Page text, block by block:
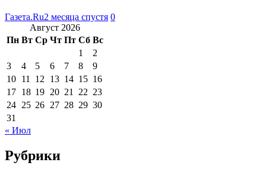
Газета.Ru2 месяца спустя 0
Август 2026
Пн Вт Ср Чт Пт Сб Вс
1
2
3
4 5 6 7 8
9
10 11 12 13 14 15 16
17 18 19 20 21 22 23
24 25 26 27 28 29 30
31
« Июл
Рубрики